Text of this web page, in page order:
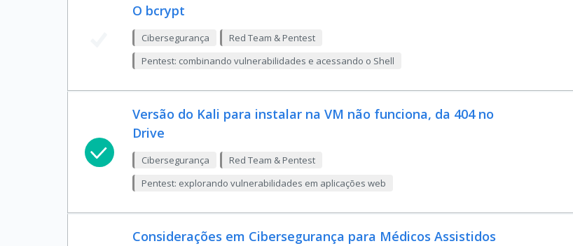
O bcrypt
Cibersegurança
Red Team & Pentest
Pentest: combinando vulnerabilidades e acessando o Shell
Versão do Kali para instalar na VM não funciona, da 404 no
Drive
Cibersegurança
Red Team & Pentest
Pentest: explorando vulnerabilidades em aplicações web
Considerações em Cibersegurança para Médicos Assistidos